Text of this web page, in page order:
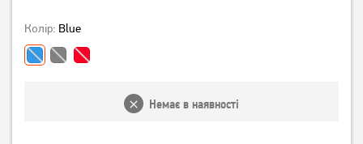
Колір: Blue
Немає в наявності